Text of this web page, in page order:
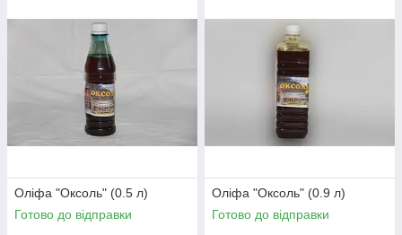
Оліфа "Оксоль" (0.5 л)
Готово до відправки
Оліфа "Оксоль" (0.9 л)
Готово до відправки